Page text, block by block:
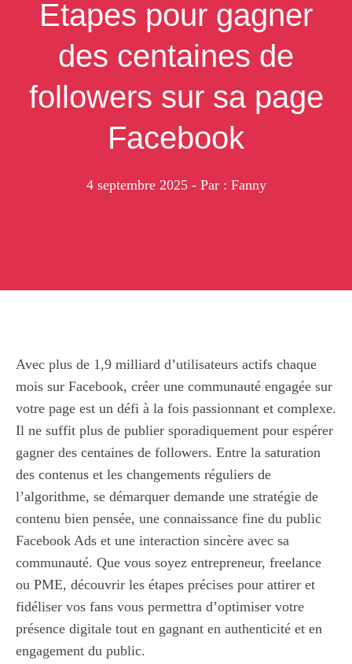
Etapes pour gagner
des centaines de
followers sur sa page
Facebook
4 septembre 2025 - Par : Fanny
Avec plus de 1,9 milliard d’utilisateurs actifs chaque
mois sur Facebook, créer une communauté engagée sur
votre page est un défi à la fois passionnant et complexe.
Il ne suffit plus de publier sporadiquement pour espérer
gagner des centaines de followers. Entre la saturation
des contenus et les changements réguliers de
l’algorithme, se démarquer demande une stratégie de
contenu bien pensée, une connaissance fine du public
Facebook Ads et une interaction sincère avec sa
communauté. Que vous soyez entrepreneur, freelance
ou PME, découvrir les étapes précises pour attirer et
fidéliser vos fans vous permettra d’optimiser votre
présence digitale tout en gagnant en authenticité et en
engagement du public.